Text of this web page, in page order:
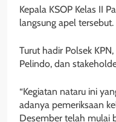
Kepala KSOP Kelas II
langsung apel tersebut.
Turut hadir Polsek
Pelindo, dan
“Kegiatan nataru ini
adanya pemeriksaan
Desember telah mulai